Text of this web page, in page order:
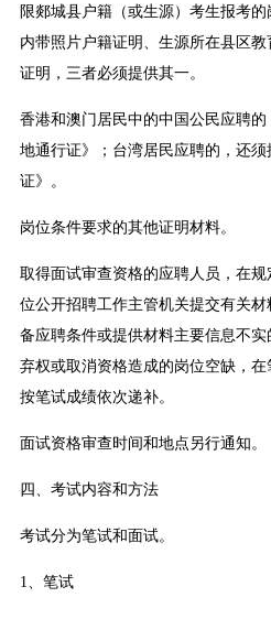
限郯城县户籍（或生源）考生报考
内带照片户籍证明、生源所在县区
证明，三者必须提供其一。
香港和澳门居民中的中国公民应聘
地通行证》；台湾居民应聘的，还
证》。
岗位条件要求的其他证明材料。
取得面试审查资格的应聘人员，在
位公开招聘工作主管机关提交有关
备应聘条件或提供材料主要信息不
弃权或取消资格造成的岗位空缺，在
按笔试成绩依次递补。
面试资格审查时间和地点另行通知。
四、考试内容和方法
考试分为笔试和面试。
1、笔试